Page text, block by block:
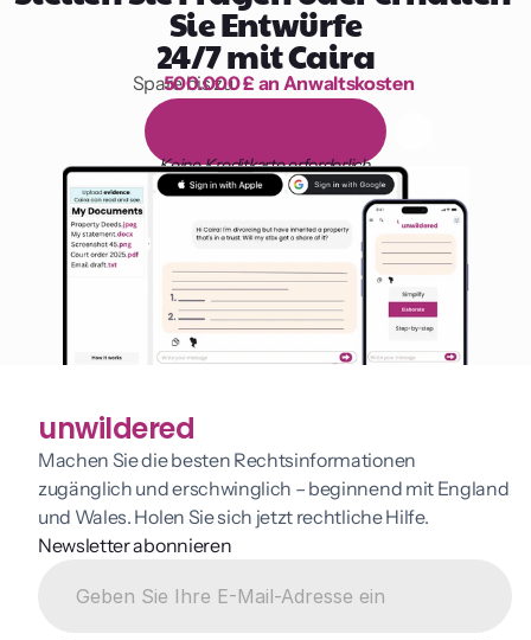
Sie Entwürfe
24/7 mit Caira
1.000 Stunden Lesen
Spare bis zu
500.000 £ an Anwaltskosten
äg on
Keine Kreditkarte erforderlich
unwildered
Machen Sie die besten Rechtsinformationen
zugänglich und erschwinglich – beginnend mit England
und Wales. Holen Sie sich jetzt rechtliche Hilfe.
Newsletter abonnieren